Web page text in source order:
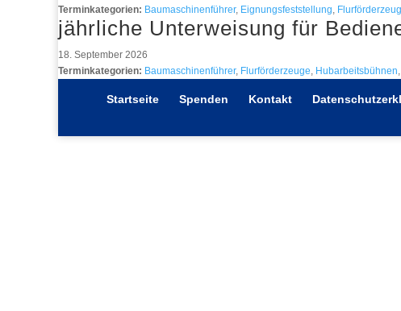
Terminkategorien: Baumaschinenführer, Eignungsfeststellung,
jährliche Unterweisung für
18. September 2026
Terminkategorien: Baumaschinenführer, Flurförderzeuge, Hubarbeitsbühnen,
Startseite Spenden Kontakt